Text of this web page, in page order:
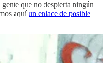
que no despierta ningún
aquíun enlace de posible